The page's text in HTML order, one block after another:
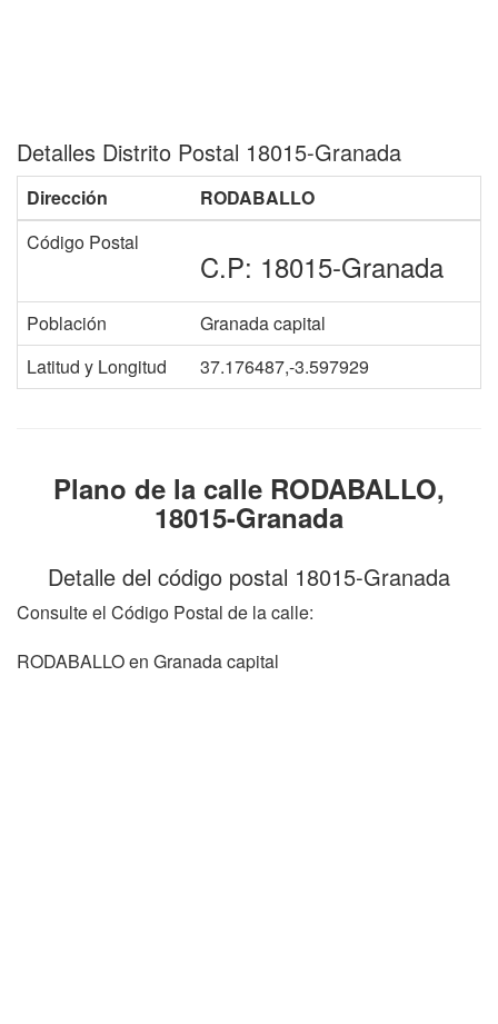
Detalles Distrito Postal 18015-Granada
Dirección
RODABALLO
Código Postal
C.P: 18015-Granada
Población
Granada capital
Latitud y Longitud
37.176487,-3.597929
Plano de la calle RODABALLO,
18015-Granada
Detalle del código postal 18015-Granada
Consulte el Código Postal de la calle:
RODABALLO en Granada capital